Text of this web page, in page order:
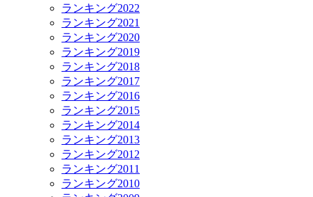
ランキング2022
ランキング2021
ランキング2020
ランキング2019
ランキング2018
ランキング2017
ランキング2016
ランキング2015
ランキング2014
ランキング2013
ランキング2012
ランキング2011
ランキング2010